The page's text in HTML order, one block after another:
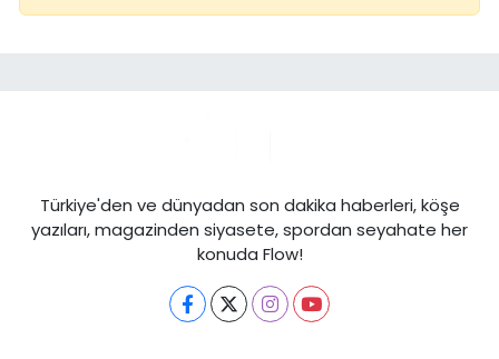
Türkiye'den ve dünyadan son dakika haberleri, köşe
yazıları, magazinden siyasete, spordan seyahate her
konuda Flow!